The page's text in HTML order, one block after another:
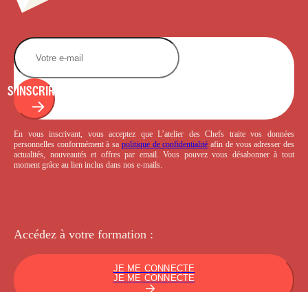
S'INSCRIRE
En vous inscrivant, vous acceptez que L’atelier des Chefs traite vos données
personnelles conformément à sa politique de confidentialité afin de vous adresser des
actualités, nouveautés et offres par email. Vous pouvez vous désabonner à tout
moment grâce au lien inclus dans nos e-mails.
Accédez à votre formation :
JE ME CONNECTE
JE ME CONNECTE